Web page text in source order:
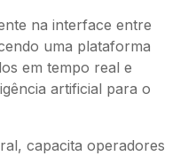
na interface entre
uma plataforma
em tempo real e
artificial para o
capacita operadores